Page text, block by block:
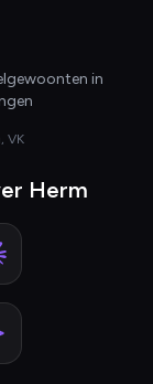
in
VK
Herm